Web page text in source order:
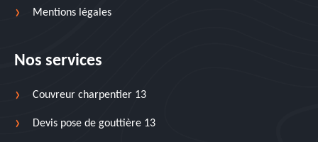
Mentions légales
Nos services
Couvreur charpentier 13
Devis pose de gouttière 13